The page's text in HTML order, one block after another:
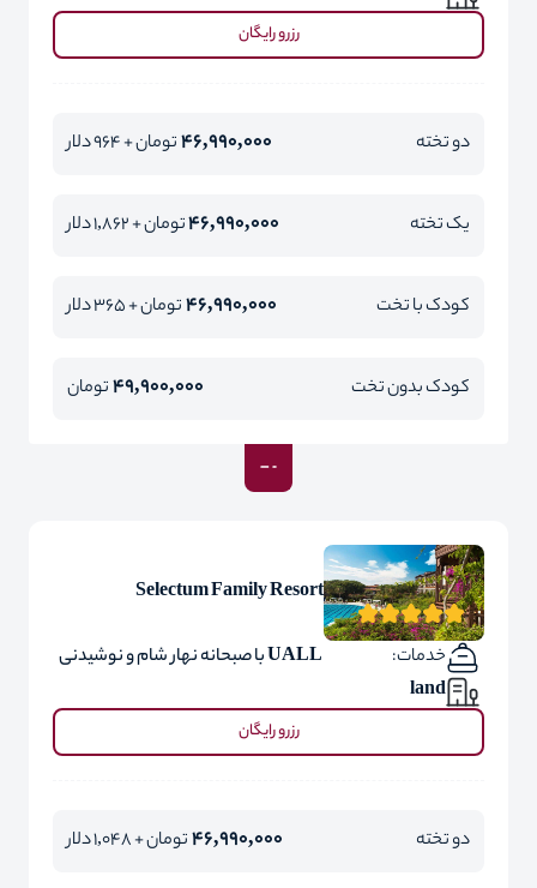
رزرو رایگان
دو تخته 46,990,000تومان + 964 دلار
یک تخته 46,990,000تومان + 1,862 دلار
کودک با تخت 46,990,000تومان + 365 دلار
کودک بدون تخت 49,900,000تومان
Selectum Family Resort
خدمات:
UALL با صبحانه نهار شام و نوشیدنی
land
رزرو رایگان
دو تخته 46,990,000تومان + 1,048 دلار